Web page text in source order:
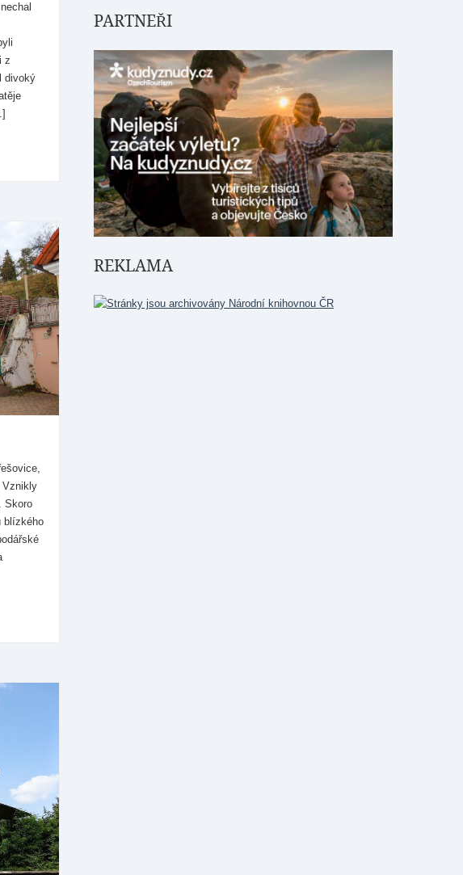
z
divoký
Vznikly
Skoro
blízkého
PARTNEŘI
REKLAMA